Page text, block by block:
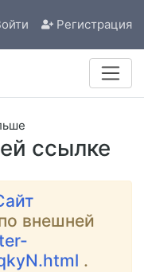
Регистрация
ссылке
внешней
.